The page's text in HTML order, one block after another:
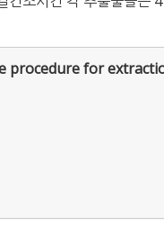
procedure for